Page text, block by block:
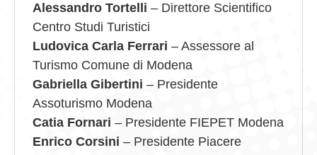
Alessandro Tortelli – Direttore Scientifico
Centro Studi Turistici
Ludovica Carla Ferrari – Assessore al
Turismo Comune di Modena
Gabriella Gibertini – Presidente
Assoturismo Modena
Catia Fornari – Presidente FIEPET Modena
Enrico Corsini – Presidente Piacere